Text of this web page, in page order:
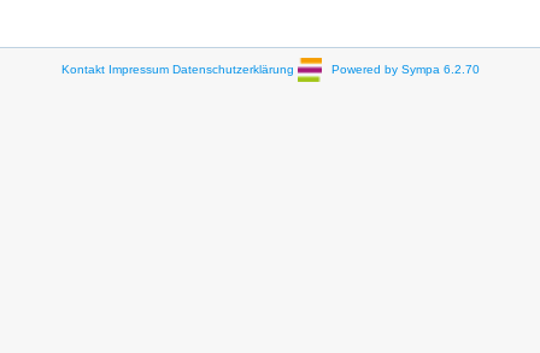
Kontakt Impressum Datenschutzerklärung Powered by Sympa 6.2.70